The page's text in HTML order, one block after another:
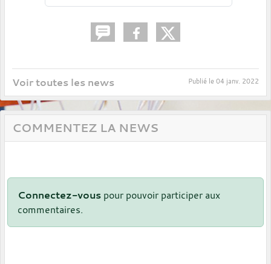
Voir toutes les news Publié le 04 janv. 2022
COMMENTEZ LA NEWS
Connectez-vous pour pouvoir participer aux
commentaires.